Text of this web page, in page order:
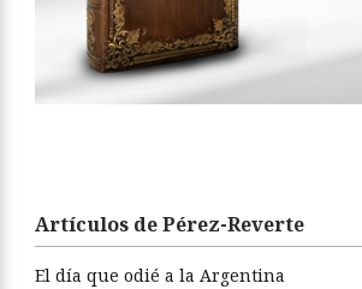
Artículos de Pérez-Reverte
El día que odié a la Argentina